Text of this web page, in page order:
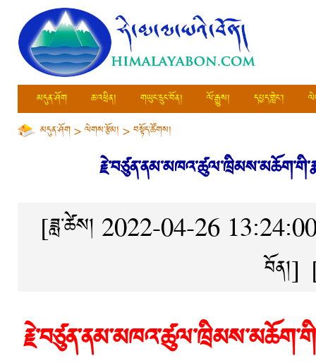
མདུན་ཤོག ཆ་འཕྲིན། གཡུང་དྲུང་བོན། ལོ་རྒྱུས། དཔྱད་གླེང་།
མདུན་ཤོག>ལེགས་རྩོམ། >བསྟོད་ཚོགས།
[ཟླ་ཚེས། 2022-04-26
བོན།]